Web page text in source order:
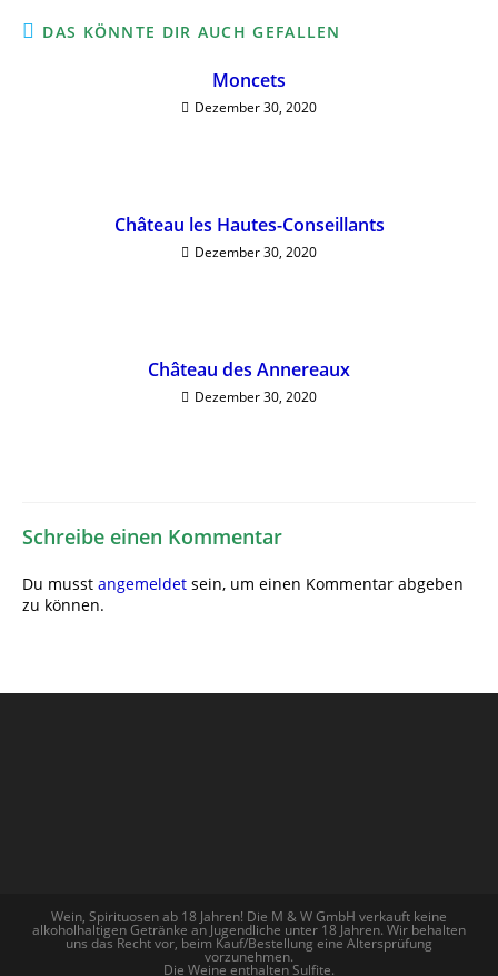
DAS KÖNNTE DIR AUCH GEFALLEN
Moncets
Dezember 30, 2020
Château les Hautes-Conseillants
Dezember 30, 2020
Château des Annereaux
Dezember 30, 2020
Schreibe einen Kommentar
Du musst angemeldet sein, um einen Kommentar abgeben
zu können.
Wein, Spirituosen ab 18 Jahren! Die M & W GmbH verkauft keine
alkoholhaltigen Getränke an Jugendliche unter 18 Jahren. Wir behalten
uns das Recht vor, beim Kauf/Bestellung eine Altersprüfung
vorzunehmen.
Die Weine enthalten Sulfite.